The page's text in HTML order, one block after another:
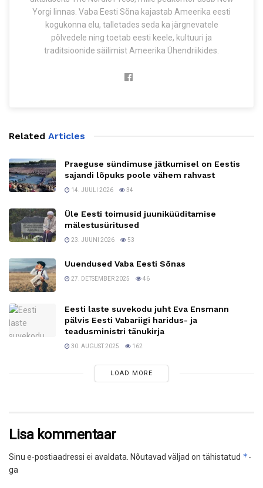
Yorgi linnas. Vaba Eesti Sõna kajastab Ameerika eesti
kogukonna elu, talletades seda ka järgnevatele
põlvedele ning toetab eesti keele, kultuuri ja
traditsioonide säilimist Ameerika Ühendriikides.
Related Articles
Praeguse sündimuse jätkumisel on Eestis
sajandi lõpuks poole vähem rahvast
14. JUULI 2026 34
Üle Eesti toimusid juuniküüditamise
mälestusüritused
23. JUUNI 2026 53
Uuendused Vaba Eesti Sõnas
27. DETSEMBER 2025 46
Eesti laste suvekodu juht Eva Ensmann
pälvis Eesti Vabariigi haridus- ja
teadusministri tänukirja
30. AUGUST 2025 162
LOAD MORE
Lisa kommentaar
Sinu e-postiaadressi ei avaldata. Nõutavad väljad on tähistatud *-
ga